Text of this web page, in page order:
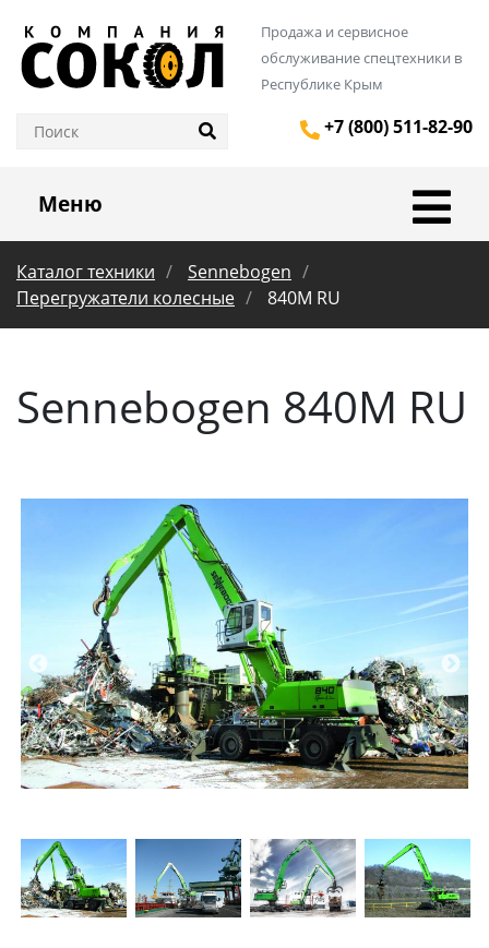
Продажа и сервисное
обслуживание спецтехники в
Республике Крым
+7 (800) 511-82-90
Меню
Каталог техники
Sennebogen
Перегружатели колесные
840M RU
Sennebogen 840M RU